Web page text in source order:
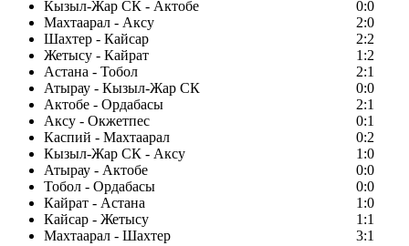
Кызыл-Жар СК - Актобе
0:0
Махтаарал - Аксу
2:0
Шахтер - Кайсар
2:2
Жетысу - Кайрат
1:2
Астана - Тобол
2:1
Атырау - Кызыл-Жар СК
0:0
Актобе - Ордабасы
2:1
Аксу - Окжетпес
0:1
Каспий - Махтаарал
0:2
Кызыл-Жар СК - Аксу
1:0
Атырау - Актобе
0:0
Тобол - Ордабасы
0:0
Кайрат - Астана
1:0
Кайсар - Жетысу
1:1
Махтаарал - Шахтер
3:1